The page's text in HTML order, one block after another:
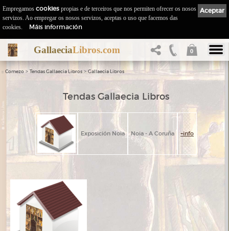
GallaeciaLibros.com 0
:: Comezo > Tendas Gallaecia Libros > Gallaecia Libros
Tendas Gallaecia Libros
Exposición Noia Noia - A Coruña +info
Aceptar
Empregamos cookies propias e de terceiros que nos permiten ofrecer os nosos
servizos. Ao empregar os nosos servizos, aceptas o uso que facemos das
cookies.
Máis información